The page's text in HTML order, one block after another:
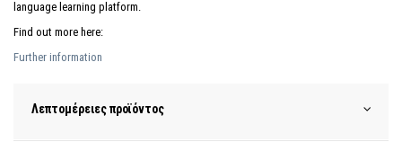
language learning platform.
Find out more here:
Further information
Λεπτομέρειες προϊόντος